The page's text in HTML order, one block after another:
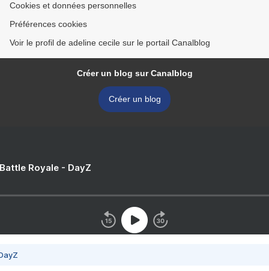
Cookies et données personnelles
Préférences cookies
Voir le profil de adeline cecile sur le portail Canalblog
Créer un blog sur Canalblog
Créer un blog
Royale - DayZ